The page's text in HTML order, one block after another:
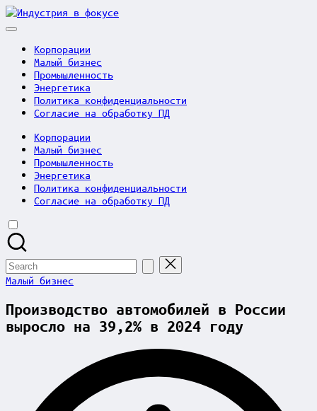
Skip
to
Индустрия
Корпорации
Малый бизнес
Промышленность
Энергетика
Политика конфиденциальности
Согласие на обработку ПД
Корпорации
Малый бизнес
Промышленность
Энергетика
Политика конфиденциальности
Согласие на обработку ПД
Search
for:
Posted
Малый бизнес
Производство автомобилей в России
выросло на 39,2% в 2024 году